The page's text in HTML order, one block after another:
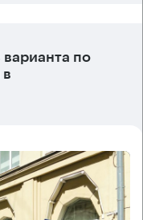
варианта по